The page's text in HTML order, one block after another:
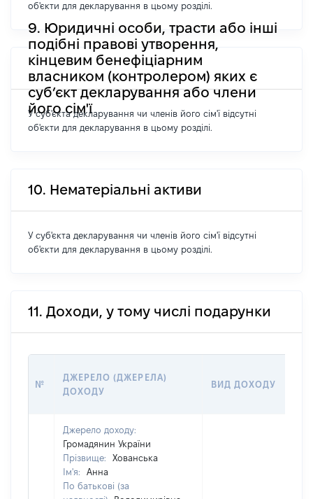
об'єкти для декларування в цьому розділі.
9. Юридичні особи, трасти або інші
подібні правові утворення,
кінцевим бенефіціарним
власником (контролером) яких є
суб’єкт декларування або члени
його сім'ї
У суб'єкта декларування чи членів його сім'ї відсутні
об'єкти для декларування в цьому розділі.
10. Нематеріальні активи
У суб'єкта декларування чи членів його сім'ї відсутні
об'єкти для декларування в цьому розділі.
11. Доходи, у тому числі подарунки
№
ДЖЕРЕЛО (ДЖЕРЕЛА)
ДОХОДУ
ВИД ДОХОДУ
Джерело доходу:
Громадянин України
Прізвище:
Хованська
Ім'я:
Анна
По батькові (за